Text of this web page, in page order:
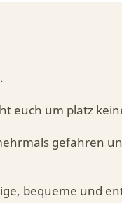
euch um platz
gefahren
bequeme und